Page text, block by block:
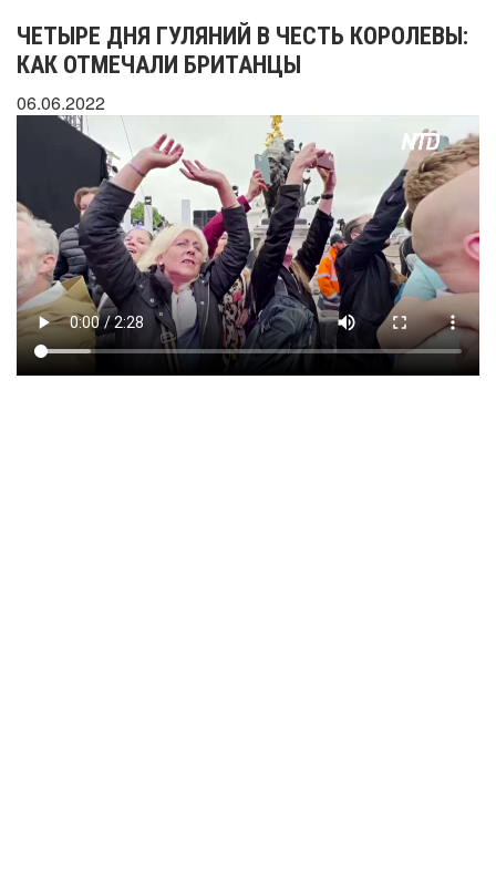
ЧЕТЫРЕ ДНЯ ГУЛЯНИЙ В ЧЕСТЬ КОРОЛЕВЫ:
КАК ОТМЕЧАЛИ БРИТАНЦЫ
06.06.2022